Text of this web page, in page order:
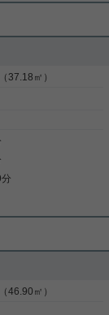
１ヶ月有り☆
り徒歩５分です。 さ
や銀座線・末広町駅
食洗機、浴
、とても快適です！
37.18㎡）
ィの高いアト
いるので便利です！
粧台など充実した設
46.90㎡）